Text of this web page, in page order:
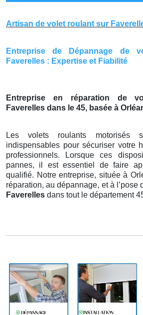
Artisan de volet roulant sur
Entreprise de Dépannage de
Faverelles : Expertise et Fiabilité
Entreprise en réparation de
Faverelles dans le 45, basée à
Les volets roulants motorisés
indispensables pour sécuriser votre
professionnels. Lorsque ces
pannes, il est essentiel de faire
qualifié. Notre entreprise, située à
réparation, au dépannage, et à l’pose
Faverelles dans tout le département